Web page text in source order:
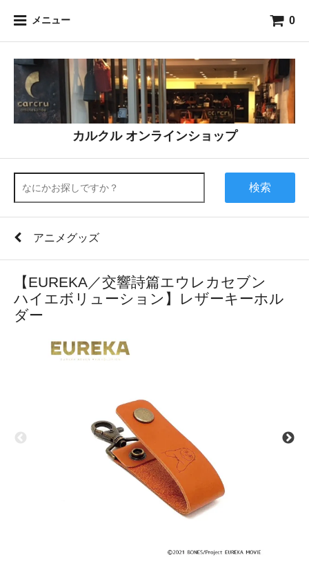
メニュー 0
カルクル オンラインショップ
検索
アニメグッズ
【EUREKA／交響詩篇エウレカセブン
ハイエボリューション】レザーキーホル
ダー